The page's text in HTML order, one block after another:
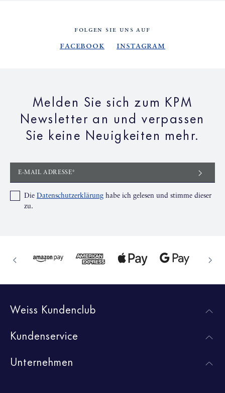
FOLGEN SIE UNS AUF
Facebook Instagram
Melden Sie sich zum KPM
Newsletter an und verpassen
Sie keine Neuigkeiten mehr.
E-MAIL ADRESSE*
Die Datenschutzerklärung habe ich gelesen und stimme dieser
zu.
Weiss Kundenclub
Kundenservice
Unternehmen